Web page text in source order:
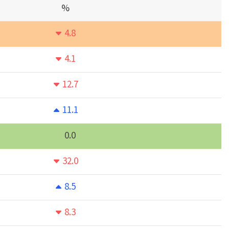
%
4.8
4.1
12.7
11.1
0.0
32.0
8.5
8.3